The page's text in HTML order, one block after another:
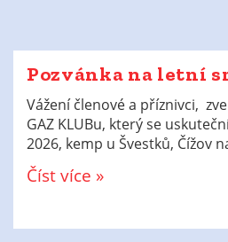
Pozvánka na letní
Vážení členové a příznivci,
GAZ KLUBu, který se
2026, kemp u Švestků, Čížov
Číst více »